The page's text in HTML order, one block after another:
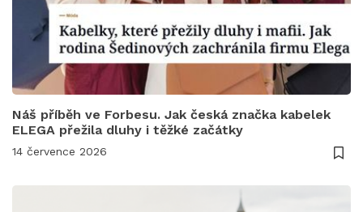
Náš příběh ve Forbesu. Jak česká značka kabelek
ELEGA přežila dluhy i těžké začátky
14 července 2026